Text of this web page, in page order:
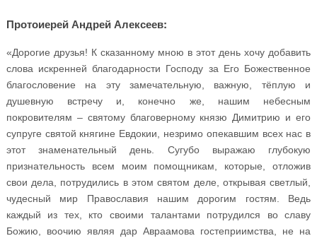
Протоиерей Андрей Алексеев:
«Дорогие друзья! К сказанному мною в этот день хочу добавить
слова искренней благодарности Господу за Его Божественное
благословение на эту замечательную, важную, тёплую и
душевную встречу и, конечно же, нашим небесным
покровителям – святому благоверному князю Димитрию и его
супруге святой княгине Евдокии, незримо опекавшим всех нас в
этот знаменательный день. Сугубо выражаю глубокую
признательность всем моим помощникам, которые, отложив
свои дела, потрудились в этом святом деле, открывая светлый,
чудесный мир Православия нашим дорогим гостям. Ведь
каждый из тех, кто своими талантами потрудился во славу
Божию, воочию являя дар Авраамова гостеприимства, не на